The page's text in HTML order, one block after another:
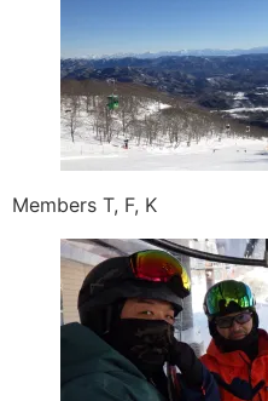
Members T, F, K